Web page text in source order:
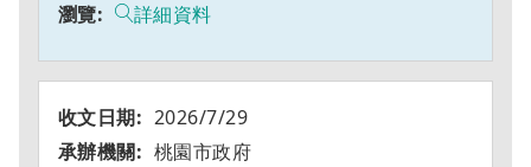
詳細資料
2026/7/29
桃園市政府